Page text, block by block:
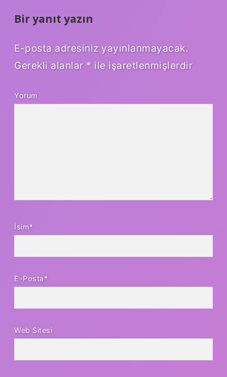
Bir yanıt yazın
E-posta adresiniz yayınlanmayacak.
Gerekli alanlar * ile işaretlenmişlerdir
Yorum
İsim*
E-Posta*
Web Sitesi